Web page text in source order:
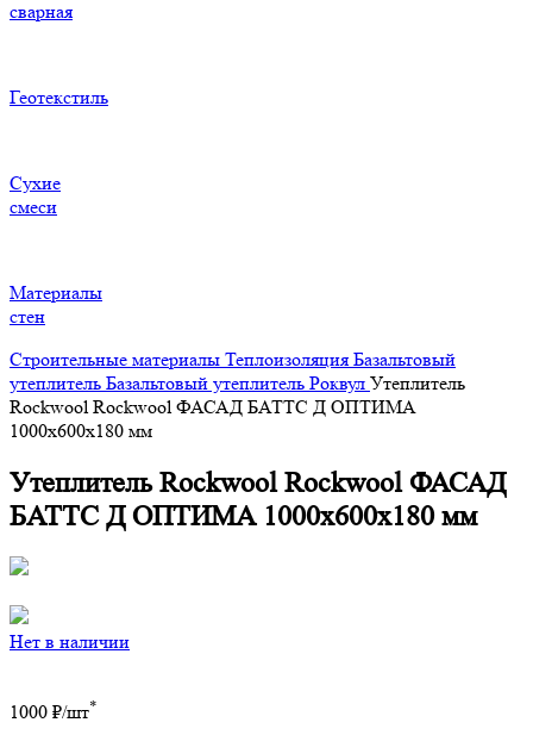
сварная
Геотекстиль
Сухие
смеси
Материалы
стен
Строительные материалы Теплоизоляция Базальтовый
утеплитель Базальтовый утеплитель Роквул Утеплитель
Rockwool Rockwool ФАСАД БАТТС Д ОПТИМА
1000х600х180 мм
Утеплитель Rockwool Rockwool ФАСАД
БАТТС Д ОПТИМА 1000х600х180 мм
Нет в наличии
1000 ₽/шт*